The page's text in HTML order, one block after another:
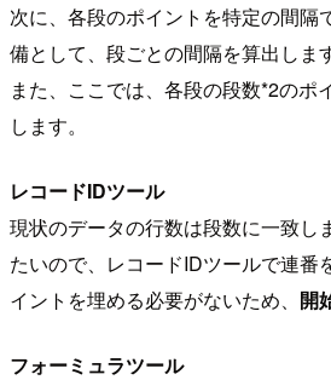
次に、各段のポイントを特定の間隔
備として、段ごとの間隔を算出します
また、ここでは、各段の段数*2のポ
します。
レコードIDツール
現状のデータの行数は段数に一致し
たいので、レコードIDツールで連番
イントを埋める必要がないため、 開
フォーミュラツール